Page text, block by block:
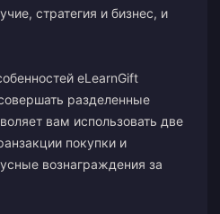
стратегия и бизнес, и
eLearnGift
разделенные
вам использовать две
покупки и
вознаграждения за